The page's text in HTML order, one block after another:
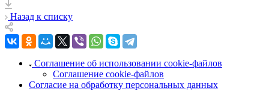
Назад к списку
Соглашение об использовании cookie-файлов
Соглашение cookie-файлов
Согласие на обработку персональных данных